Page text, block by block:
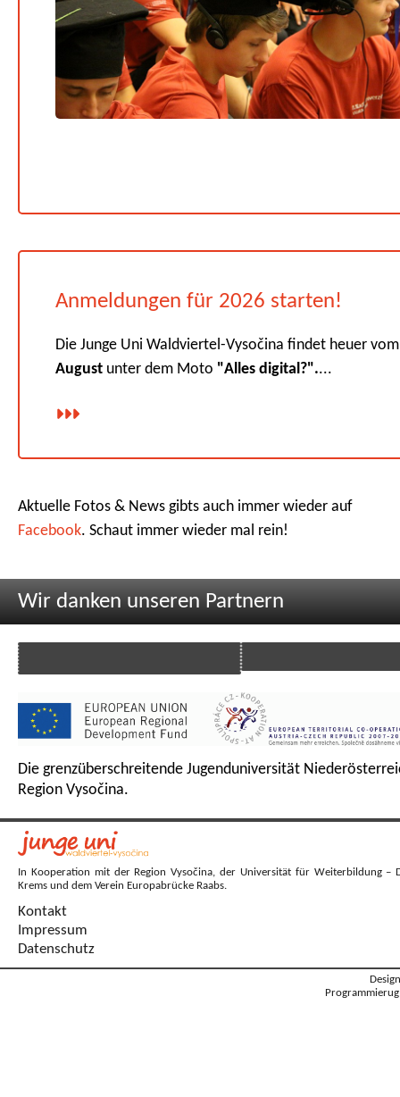
Anmeldungen für 2026 starten!
Die Junge Uni Waldviertel-Vysočina findet heuer
August unter dem Moto "Alles digital?"....
Aktuelle Fotos & News gibts auch immer wieder auf
Facebook. Schaut immer wieder mal rein!
Wir danken unseren Partnern
Die grenzüberschreitende Jugenduniversität
Region Vysočina.
In Kooperation mit der Region Vysočina, der Universität für Weiterbildung –
Krems und dem Verein Europabrücke Raabs.
Kontakt
Impressum
Datenschutz